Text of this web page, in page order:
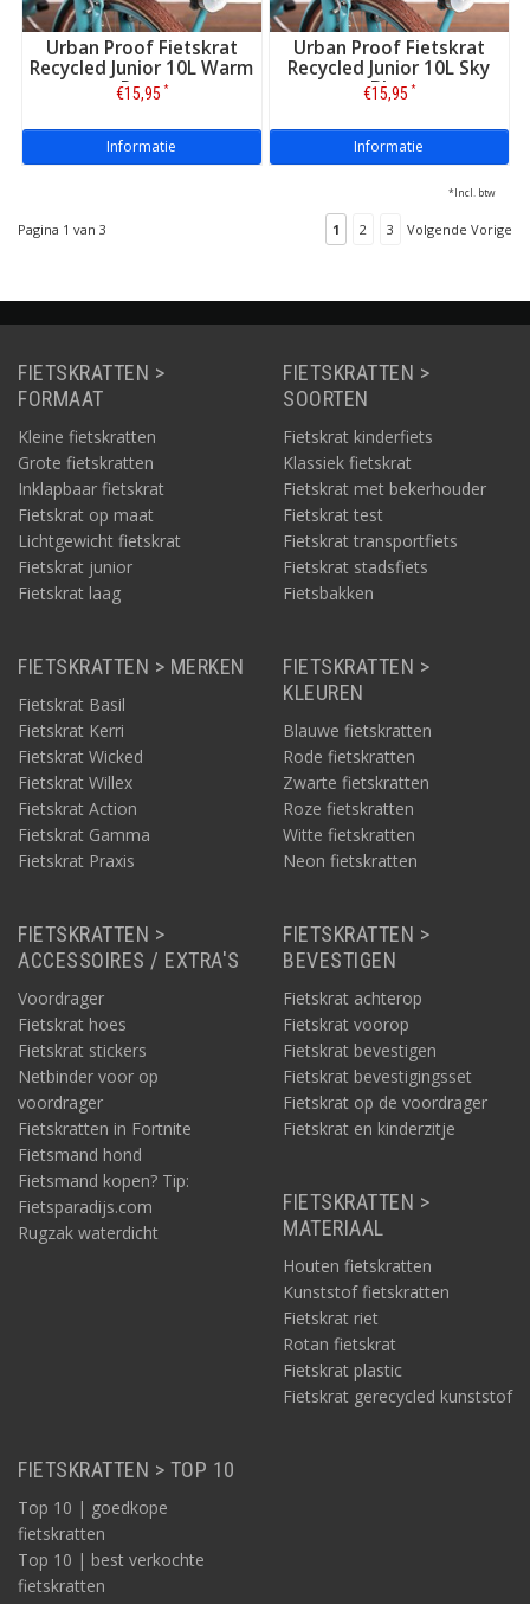
Urban Proof Fietskrat
Recycled Junior 10L Warm
Roze
€15,95 *
Informatie
Urban Proof Fietskrat
Recycled Junior 10L Sky
Blue
€15,95 *
Informatie
*Incl. btw
Pagina 1 van 3 1 2 3 Volgende Vorige
FIETSKRATTEN >
FORMAAT
Kleine fietskratten
Grote fietskratten
Inklapbaar fietskrat
Fietskrat op maat
Lichtgewicht fietskrat
Fietskrat junior
Fietskrat laag
FIETSKRATTEN >
SOORTEN
Fietskrat kinderfiets
Klassiek fietskrat
Fietskrat met bekerhouder
Fietskrat test
Fietskrat transportfiets
Fietskrat stadsfiets
Fietsbakken
FIETSKRATTEN > MERKEN
Fietskrat Basil
Fietskrat Kerri
Fietskrat Wicked
Fietskrat Willex
Fietskrat Action
Fietskrat Gamma
Fietskrat Praxis
FIETSKRATTEN >
KLEUREN
Blauwe fietskratten
Rode fietskratten
Zwarte fietskratten
Roze fietskratten
Witte fietskratten
Neon fietskratten
FIETSKRATTEN >
ACCESSOIRES / EXTRA'S
Voordrager
Fietskrat hoes
Fietskrat stickers
Netbinder voor op
voordrager
Fietskratten in Fortnite
Fietsmand hond
Fietsmand kopen? Tip:
Fietsparadijs.com
Rugzak waterdicht
FIETSKRATTEN >
BEVESTIGEN
Fietskrat achterop
Fietskrat voorop
Fietskrat bevestigen
Fietskrat bevestigingsset
Fietskrat op de voordrager
Fietskrat en kinderzitje
FIETSKRATTEN >
MATERIAAL
Houten fietskratten
Kunststof fietskratten
Fietskrat riet
Rotan fietskrat
Fietskrat plastic
Fietskrat gerecycled kunststof
FIETSKRATTEN > TOP 10
Top 10 | goedkope
fietskratten
Top 10 | best verkochte
fietskratten